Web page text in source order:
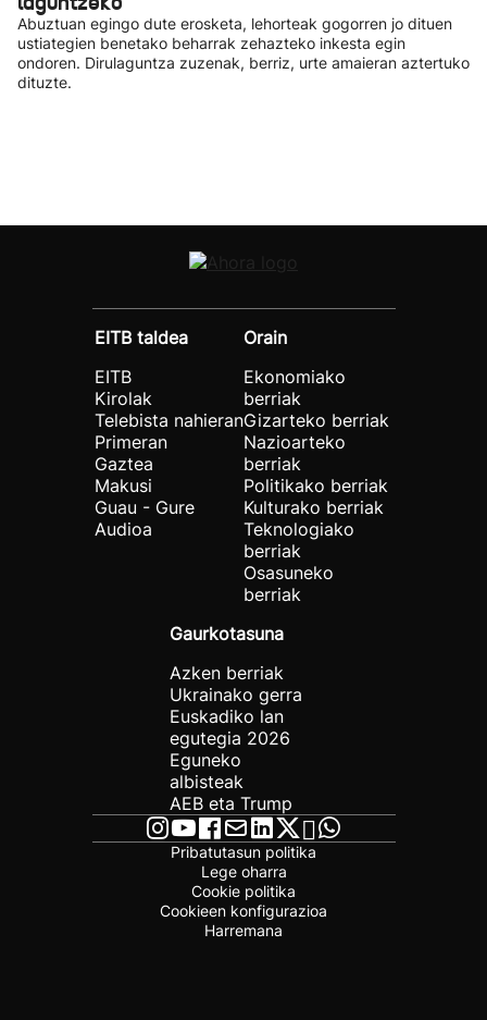
Abuztuan egingo dute erosketa, lehorteak gogorren jo dituen
ustiategien benetako beharrak zehazteko inkesta egin
ondoren. Dirulaguntza zuzenak, berriz, urte amaieran aztertuko
dituzte.
EITB taldea
EITB
Kirolak
Telebista nahieran
Primeran
Gaztea
Makusi
Guau - Gure
Audioa
Orain
Ekonomiako
berriak
Gizarteko berriak
Nazioarteko
berriak
Politikako berriak
Kulturako berriak
Teknologiako
berriak
Osasuneko
berriak
Gaurkotasuna
Azken berriak
Ukrainako gerra
Euskadiko lan
egutegia 2026
Eguneko
albisteak
AEB eta Trump
Pribatutasun politika
Lege oharra
Cookie politika
Cookieen konfigurazioa
Harremana